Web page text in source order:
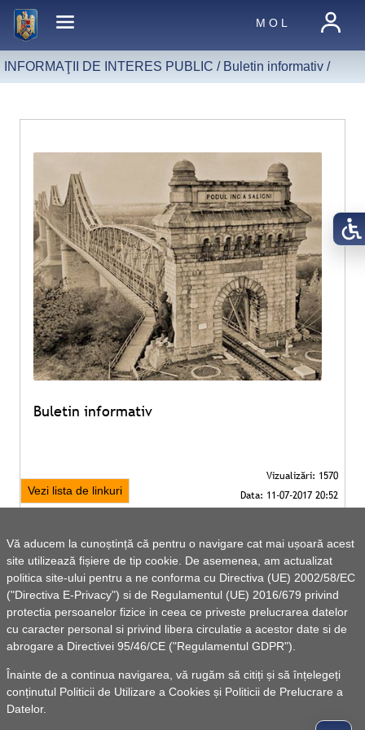
Vă aducem la cunoștință că pentru o navigare cat mai ușoară acest
site utilizează fișiere de tip cookie. De asemenea, am actualizat
politica site-ului pentru a ne conforma cu Directiva (UE) 2002/58/EC
("Directiva E-Privacy") si de Regulamentul (UE) 2016/679 privind
protectia persoanelor fizice in ceea ce priveste prelucrarea datelor
cu caracter personal si privind libera circulatie a acestor date si de
abrogare a Directivei 95/46/CE ("Regulamentul GDPR").
Înainte de a continua navigarea, vă rugăm să citiți și să înțelegeți
conținutul Politicii de Utilizare a Cookies și Politicii de Prelucrare a
Datelor.
M O L
INFORMAŢII DE INTERES PUBLIC / Buletin informativ/
Buletin informativ
Vezi lista de linkuri